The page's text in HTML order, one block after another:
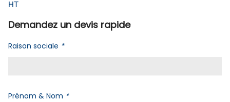
HT
Demandez un devis rapide
Raison sociale *
Prénom & Nom *